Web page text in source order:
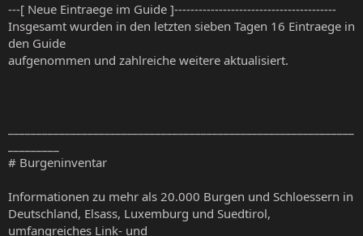
---[ Neue Eintraege im Guide ]----------------------------------------
Insgesamt wurden in den letzten sieben Tagen 16 Eintraege in
den Guide
aufgenommen und zahlreiche weitere aktualisiert.
# Burgeninventar
Informationen zu mehr als 20.000 Burgen und Schloessern in
Deutschland, Elsass, Luxemburg und Suedtirol,
umfangreiches Link- und